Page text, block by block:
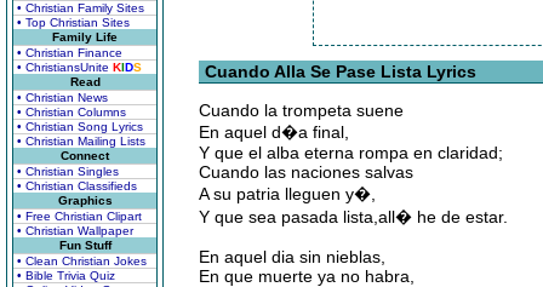
• Christian Family Sites
• Top Christian Sites
Family Life
• Christian Finance
• ChristiansUnite KIDS
Read
• Christian News
• Christian Columns
• Christian Song Lyrics
• Christian Mailing Lists
Connect
• Christian Singles
• Christian Classifieds
Graphics
• Free Christian Clipart
• Christian Wallpaper
Fun Stuff
• Clean Christian Jokes
• Bible Trivia Quiz
Cuando Alla Se Pase Lista Lyrics
Cuando la trompeta suene
En aquel d�a final,
Y que el alba eterna rompa en claridad;
Cuando las naciones salvas
A su patria lleguen y�,
Y que sea pasada lista,all� he de estar.
En aquel dia sin nieblas,
En que muerte ya no habra,